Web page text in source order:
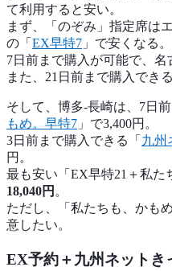
て利用すると安い。
まず、「のぞみ」指定席は
の「 EX早特7 」で安くなる。
7日前まで購入が可能で、名
また、21日前まで購入できる
そして、博多-長崎は、7日
もめ。早特7 」で3,400円。
3日前まで購入できる「 九州
円。
最も安い「EX早特21＋私た
18,040円 。
ただし、「私たちも、かも
意したい。
EX予約＋九州ネットき